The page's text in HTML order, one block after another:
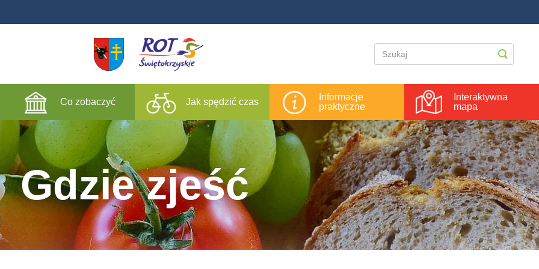
Co zobaczyć Jak spędzić czas
Informacje
praktyczne
Interaktywna
mapa
Gdzie zjeść